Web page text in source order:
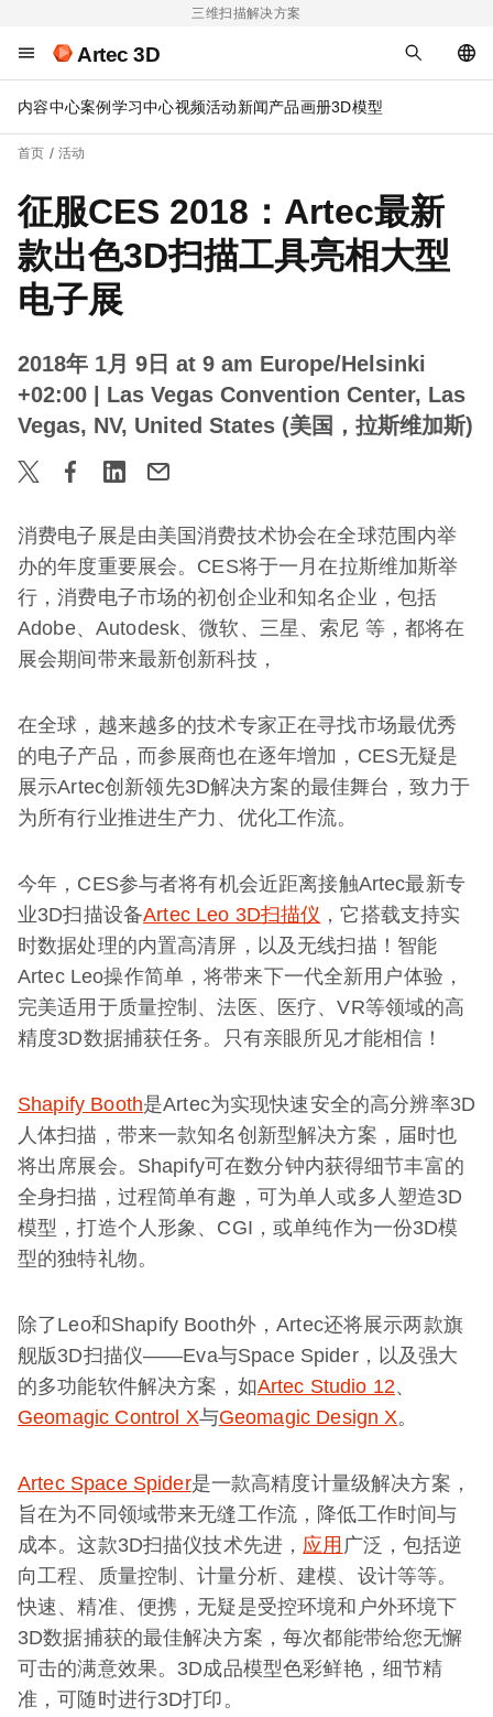
三维扫描解决方案
Artec 3D
内容中心案例 学习中心视频活动新闻产品画册3D模型
首页 活动
征服CES 2018：Artec最新
款出色3D扫描工具亮相大型
电子展
2018年 1月 9日 at 9 am Europe/Helsinki
+02:00
| Las Vegas Convention Center, Las
Vegas, NV, United States (美国，拉斯维加斯)
消费电子展是由美国消费技术协会在全球范围内举
办的年度重要展会。CES将于一月在拉斯维加斯举
行，消费电子市场的初创企业和知名企业，包括
Adobe、Autodesk、微软、三星、索尼 等，都将在
展会期间带来最新创新科技，
在全球，越来越多的技术专家正在寻找市场最优秀
的电子产品，而参展商也在逐年增加，CES无疑是
展示Artec创新领先3D解决方案的最佳舞台，致力于
为所有行业推进生产力、优化工作流。
今年，CES参与者将有机会近距离接触Artec最新专
业3D扫描设备Artec Leo 3D扫描仪 ，它搭载支持实
时数据处理的内置高清屏，以及无线扫描！智能
Artec Leo操作简单，将带来下一代全新用户体验，
完美适用于质量控制、法医、医疗、VR等领域的高
精度3D数据捕获任务。只有亲眼所见才能相信！
Shapify Booth是Artec为实现快速安全的高分辨率3D
人体扫描，带来一款知名创新型解决方案，届时也
将出席展会。Shapify可在数分钟内获得细节丰富的
全身扫描，过程简单有趣，可为单人或多人塑造3D
模型，打造个人形象、CGI，或单纯作为一份3D模
型的独特礼物。
除了Leo和Shapify Booth外，Artec还将展示两款旗
舰版3D扫描仪——Eva与Space Spider，以及强大
的多功能软件解决方案，如Artec Studio 12、
Geomagic Control X与Geomagic Design X。
Artec Space Spider是一款高精度计量级解决方案，
旨在为不同领域带来无缝工作流，降低工作时间与
成本。这款3D扫描仪技术先进， 应用 广泛，包括逆
向工程、质量控制、计量分析、建模、设计等等。
快速、精准、便携，无疑是受控环境和户外环境下
3D数据捕获的最佳解决方案，每次都能带给您无懈
可击的满意效果。3D成品模型色彩鲜艳，细节精
准，可随时进行3D打印。